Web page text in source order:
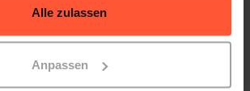
Alle zulassen
Anpassen
kommen, erleichtere deinen
Prozess und sei vor allem